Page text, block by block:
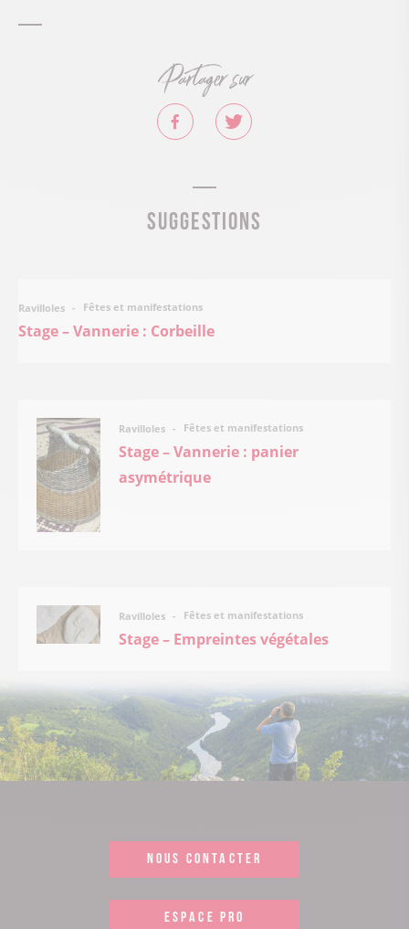
Partager sur
Suggestions
Ravilloles Fêtes et manifestations
Stage – Vannerie : Corbeille
Ravilloles Fêtes et manifestations
Stage – Vannerie : panier
asymétrique
Ravilloles Fêtes et manifestations
Stage – Empreintes végétales
NOUS CONTACTER
ESPACE PRO